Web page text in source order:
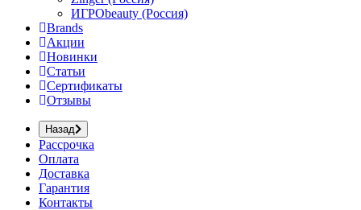
ИГРОbeauty (Россия)
Brands
Акции
Новинки
Статьи
Сертификаты
Отзывы
Назад
Рассрочка
Оплата
Доставка
Гарантия
Контакты